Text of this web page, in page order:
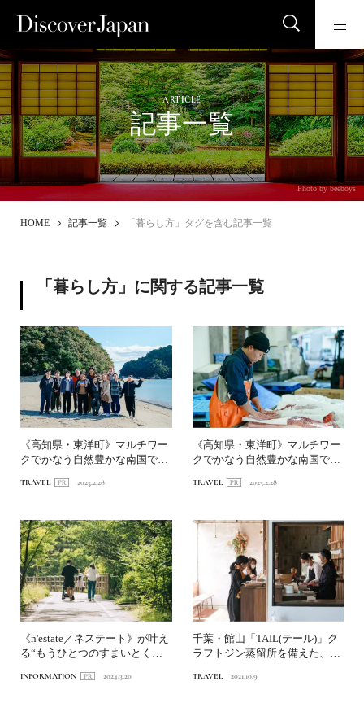
ARTICLE
記事一覧
Photo by beeboys
HOME 記事一覧 「暮らし方」タグを含む記事一覧
「暮らし方」に関する記事一覧
《高知県・東洋町》マルチワー
クでかなう自然豊かな南国での
TRAVEL 2025.2.28
《高知県・東洋町》マルチワー
クでかなう自然豊かな南国での
TRAVEL 2025.2.28
《n'estate／ネステート》が叶え
る“もうひとつのすまいとくら
INFORMATION 2024.3.20
千葉・館山「TAIL(テール)」ク
ラフトジン蒸留所を備えた、自
TRAVEL 2021.10.9